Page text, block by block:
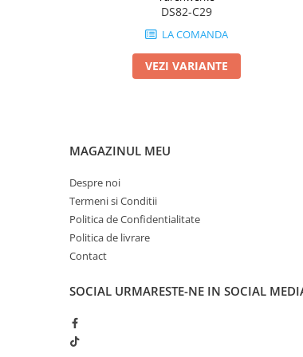
DS82-C29
LA COMANDA
VEZI VARIANTE
MAGAZINUL MEU
Despre noi
Termeni si Conditii
Politica de Confidentialitate
Politica de livrare
Contact
SOCIAL URMARESTE-NE IN SOCIAL